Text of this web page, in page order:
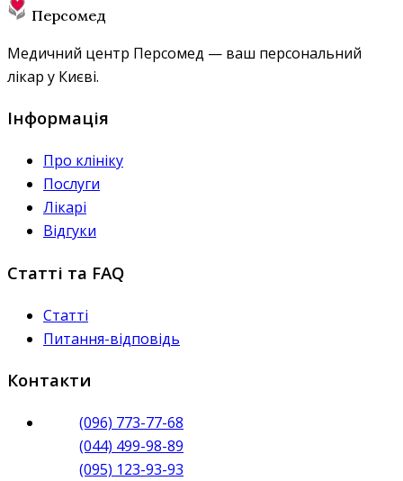
Персомед
Медичний центр Персомед — ваш персональний
лікар у Києві.
Інформація
Про клініку
Послуги
Лікарі
Відгуки
Статті та FAQ
Статті
Питання-відповідь
Контакти
(096) 773-77-68
(044) 499-98-89
(095) 123-93-93